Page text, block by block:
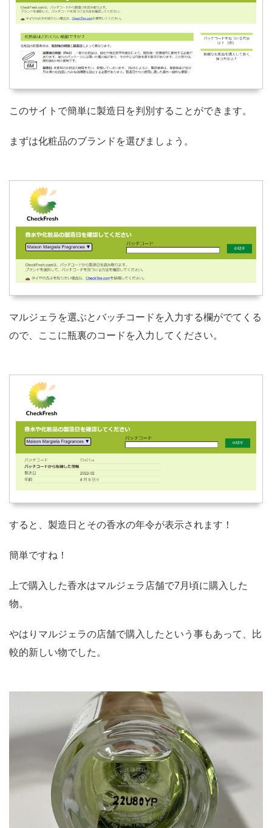
このサイトで簡単に製造日を判別することができます。
まずは化粧品のブランドを選びましょう。
マルジェラを選ぶとバッチコードを入力する欄がでてくる
ので、ここに瓶裏のコードを入力してください。
すると、製造日とその香水の年令が表示されます！
簡単ですね！
上で購入した香水はマルジェラ店舗で7月頃に購入した
物。
やはりマルジェラの店舗で購入したという事もあって、比
較的新しい物でした。